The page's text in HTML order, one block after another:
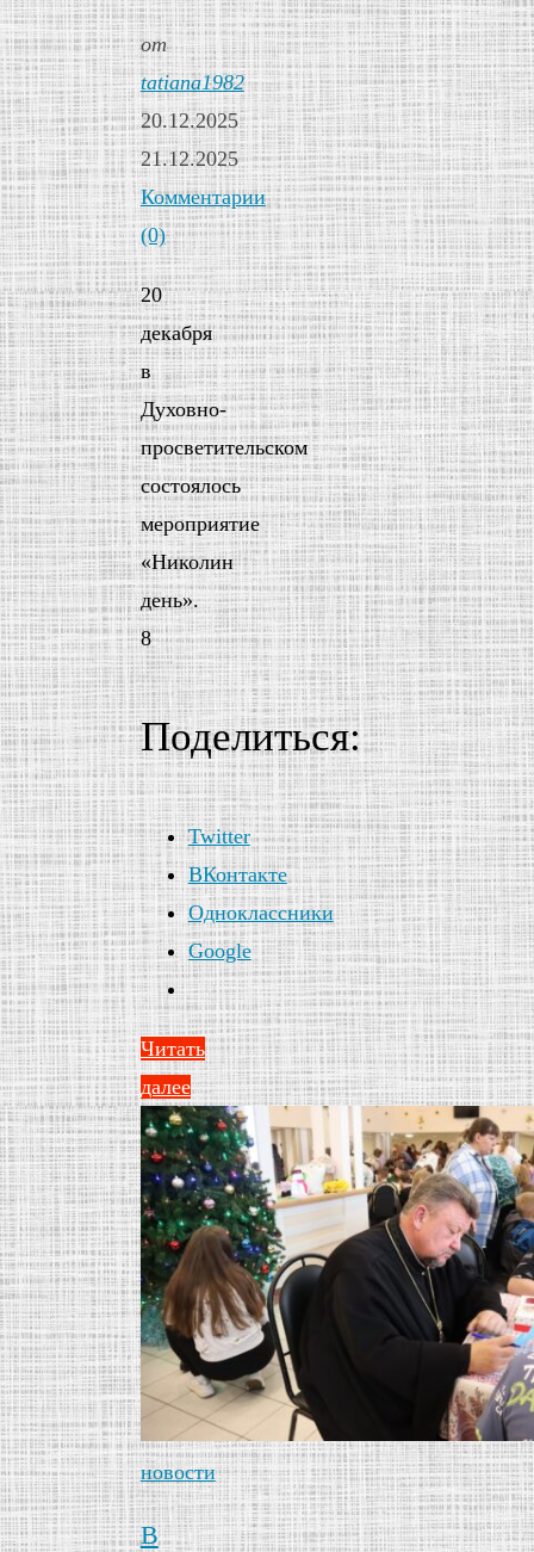
от
tatiana1982
20.12.2025
21.12.2025
Комментарии
(0)
20
декабря
в
Духовно-
просветительском
состоялось
мероприятие
«Николин
день».
8
Поделиться:
Twitter
ВКонтакте
Одноклассники
Google
Читать
далее
новости
В